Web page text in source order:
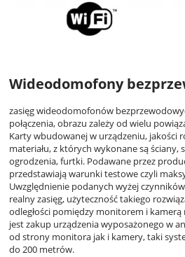
Wideodomofony
zasięg wideodomofonów
połączenia, obrazu zależy od wielu
Karty wbudowanej w urządzeniu, jakości
materiału, z których wykonane są ściany,
ogrodzenia, furtki. Podawane przez
przedstawiają warunki testowe czyli
Uwzględnienie podanych wyżej
realny zasięg, użyteczność takiego
odległości pomiędzy monitorem i
jest zakup urządzenia wyposażonego w
od strony monitora jak i kamery, taki
do 200 metrów.